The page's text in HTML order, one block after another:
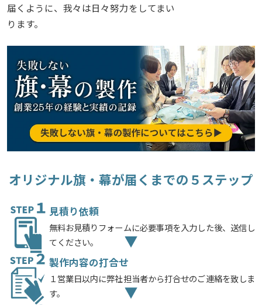
届くように、我々は日々努力をしてまい
ります。
オリジナル旗・幕が届くまでの５ステップ
見積り依頼
無料お見積りフォームに必要事項を入力した後、送信し
てください。
製作内容の打合せ
１営業日以内に弊社担当者から打合せのご連絡を致しま
す。